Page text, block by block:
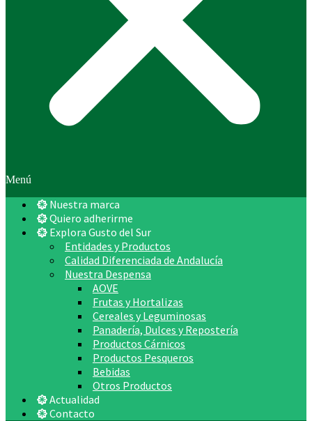
Menú
Nuestra marca
Quiero adherirme
Explora Gusto del Sur
Entidades y Productos
Calidad Diferenciada de Andalucía
Nuestra Despensa
AOVE
Frutas y Hortalizas
Cereales y Leguminosas
Panadería, Dulces y Repostería
Productos Cárnicos
Productos Pesqueros
Bebidas
Otros Productos
Actualidad
Contacto